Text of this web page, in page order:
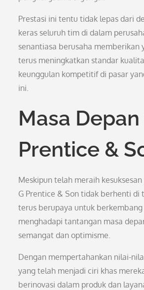
Prestasi ini tentu tidak lepas dari
keras seluruh tim di dalam
senantiasa berusaha memberikan
terus meningkatkan standar
keunggulan kompetitif di pasar
ini.
Masa Depan
Prentice &
Meskipun telah meraih
G Prentice & Son tidak berhenti di
terus berupaya untuk berkembang
menghadapi tantangan masa
semangat dan optimisme.
Dengan mempertahankan nilai-
yang telah menjadi ciri khas
berinovasi dalam produk dan